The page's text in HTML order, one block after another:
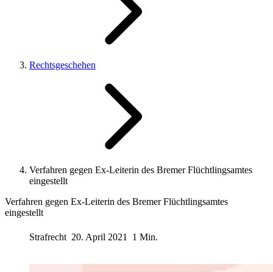
Rechtsgeschehen
Verfahren gegen Ex-Leiterin des Bremer Flüchtlingsamtes
eingestellt
Verfahren gegen Ex-Leiterin des Bremer Flüchtlingsamtes
eingestellt
Strafrecht 20. April 2021 1 Min.